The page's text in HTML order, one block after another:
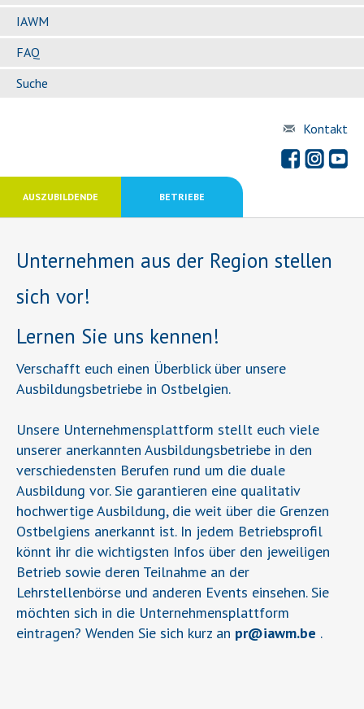
IAWM
FAQ
Suche
Kontakt
AUSZUBILDENDE BETRIEBE
Unternehmen aus der Region stellen
sich vor!
Lernen Sie uns kennen!
Verschafft euch einen Überblick über unsere
Ausbildungsbetriebe in Ostbelgien.
Unsere Unternehmensplattform stellt euch viele
unserer anerkannten Ausbildungsbetriebe in den
verschiedensten Berufen rund um die duale
Ausbildung vor. Sie garantieren eine qualitativ
hochwertige Ausbildung, die weit über die Grenzen
Ostbelgiens anerkannt ist. In jedem Betriebsprofil
könnt ihr die wichtigsten Infos über den jeweiligen
Betrieb sowie deren Teilnahme an der
Lehrstellenbörse und anderen Events einsehen. Sie
möchten sich in die Unternehmensplattform
eintragen? Wenden Sie sich kurz an pr@iawm.be .